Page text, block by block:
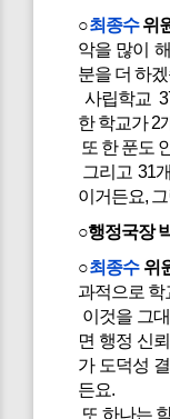
○최종수위
악을 많이
분을 더 하
사립학교
한 학교가 2
또 한 푼도
그리고 31
이거든요,
○행정국장
○최종수위
과적으로 학
이것을 그
면 행정 신
가 도덕성
든요.
또 하나는